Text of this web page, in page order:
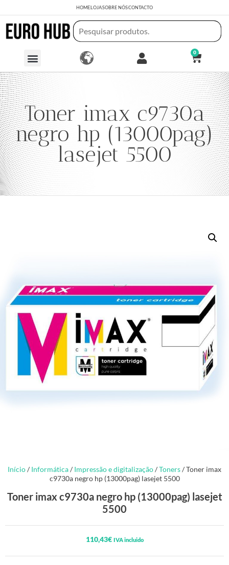
HOMELOJASOBRE NÓSCONTACTO
0
Toner imax c9730a
negro hp (13000pag)
lasejet 5500
Início/ Informática/ Impressão e digitalização/Toners/ Toner imax
c9730a negro hp (13000pag) lasejet 5500
Toner imax c9730a negro hp (13000pag) lasejet
5500
110,43€ IVA incluido